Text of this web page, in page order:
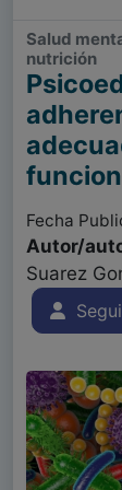
Salud
nutrición
Fecha
Autor/
Suarez